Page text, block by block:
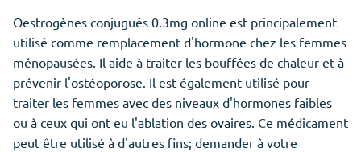
Oestrogènes conjugués 0.3mg online est principalement
utilisé comme remplacement d'hormone chez les femmes
ménopausées. Il aide à traiter les bouffées de chaleur et à
prévenir l'ostéoporose. Il est également utilisé pour
traiter les femmes avec des niveaux d'hormones faibles
ou à ceux qui ont eu l'ablation des ovaires. Ce médicament
peut être utilisé à d'autres fins; demander à votre